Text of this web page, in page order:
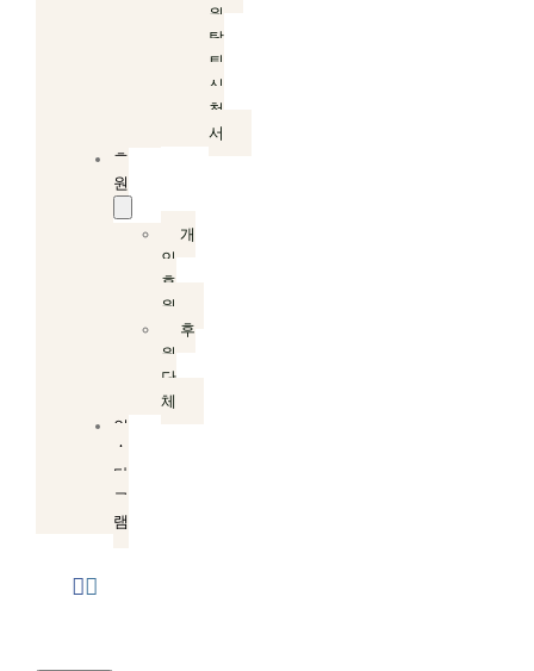
원
탈
퇴
신
청
서
후
원
개
인
후
원
후
원
단
체
인
스
타
그
램